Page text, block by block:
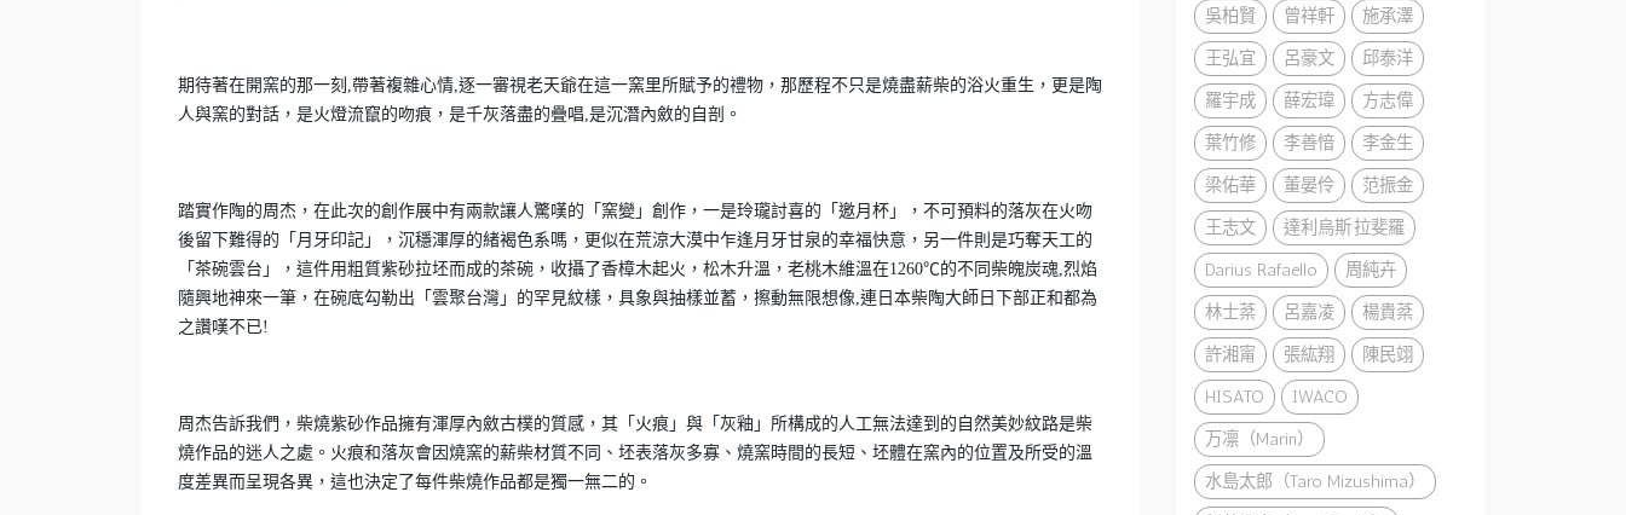
期待著在開窯的那一刻,帶著複雜心情,逐一審視老天爺在這一窯里所賦予的禮物，那歷程不只是燒盡薪柴的浴火重生，更是陶
人與窯的對話，是火燈流竄的吻痕，是千灰落盡的疊唱,是沉潛內斂的自剖。
踏實作陶的周杰，在此次的創作展中有兩款讓人驚嘆的「窯變」創作，一是玲瓏討喜的「邀月杯」，不可預料的落灰在火吻
後留下難得的「月牙印記」，沉穩渾厚的緒褐色系嗎，更似在荒涼大漠中乍逢月牙甘泉的幸福快意，另一件則是巧奪天工的
「茶碗雲台」，這件用粗質紫砂拉坯而成的茶碗，收攝了香樟木起火，松木升溫，老桃木維溫在1260℃的不同柴魄炭魂,烈焰
隨興地神來一筆，在碗底勾勒出「雲聚台灣」的罕見紋樣，具象與抽樣並蓄，擦動無限想像,連日本柴陶大師日下部正和都為
之讚嘆不已!
周杰告訴我們，柴燒紫砂作品擁有渾厚內斂古樸的質感，其「火痕」與「灰釉」所構成的人工無法達到的自然美妙紋路是柴
燒作品的迷人之處。火痕和落灰會因燒窯的薪柴材質不同、坯表落灰多寡、燒窯時間的長短、坯體在窯內的位置及所受的溫
度差異而呈現各異，這也決定了每件柴燒作品都是獨一無二的。
吳柏賢
曾祥軒
施承澤
王弘宜
呂豪文
邱泰洋
羅宇成
薛宏瑋
方志偉
葉竹修
李善愔
李金生
梁佑華
董晏伶
范振金
王志文
達利烏斯·拉斐羅
Darius Rafaello
周純卉
林士棻
呂嘉凌
楊貴棻
許湘甯
張紘翔
陳民翊
HISATO
IWACO
万凛（Marin）
水島太郎（Taro Mizushima）